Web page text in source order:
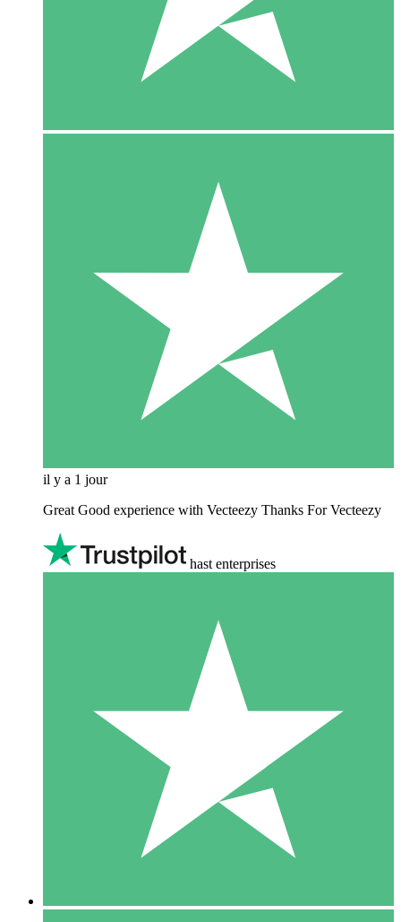
il y a 1 jour
Great Good experience with Vecteezy Thanks For Vecteezy
hast enterprises